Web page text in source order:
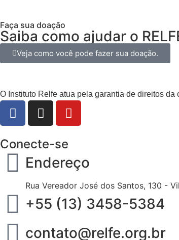
Faça sua doação
Saiba como ajudar o
Veja como você pode fazer sua doação.
O Instituto Relfe atua pela garantia de direitos
Conecte-se
Endereço
Rua Vereador José dos Santos, 130 -
+55 (13) 3458-5384
contato@relfe.org.br